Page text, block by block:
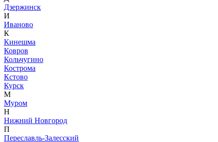
Дзержинск
И
Иваново
К
Кинешма
Ковров
Кольчугино
Кострома
Кстово
Курск
М
Муром
Н
Нижний Новгород
П
Переславль-Залесский